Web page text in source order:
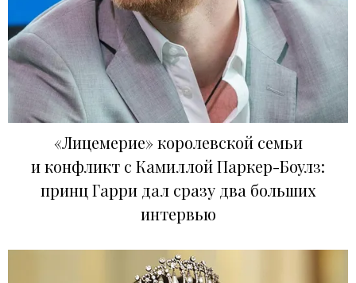
«Лицемерие» королевской семьи
и конфликт с Камиллой Паркер-Боулз:
принц Гарри дал сразу два больших
интервью